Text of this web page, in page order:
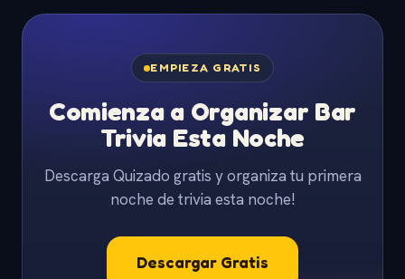
EMPIEZA GRATIS
Comienza a Organizar Bar
Trivia Esta Noche
Descarga Quizado gratis y organiza tu primera
noche de trivia esta noche!
Descargar Gratis